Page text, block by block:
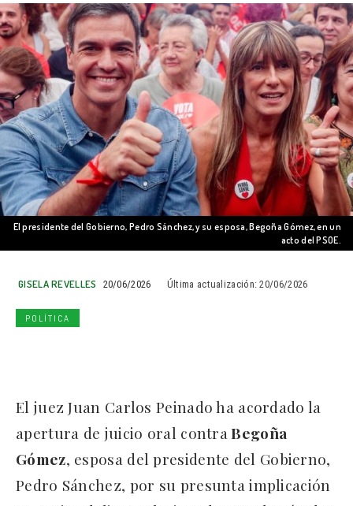
El presidente del Gobierno, Pedro Sánchez, y su esposa, Begoña Gómez, en un
acto del PSOE.
GISELA REVELLES 20/06/2026 Última actualización: 20/06/2026
POLÍTICA
El juez Juan Carlos Peinado ha acordado la
apertura de juicio oral contra Begoña
Gómez, esposa del presidente del Gobierno,
Pedro Sánchez, por su presunta implicación